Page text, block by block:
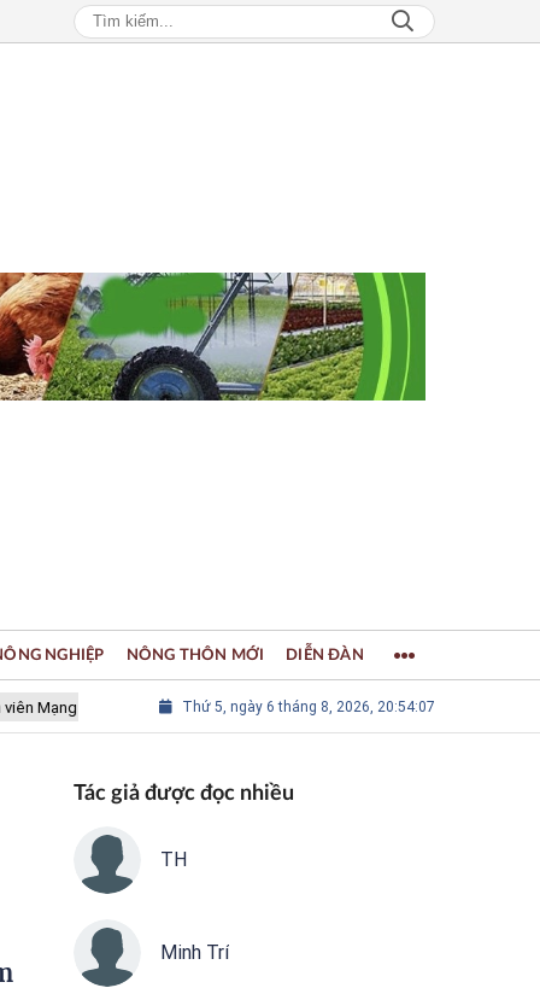
lưới các Thành phố Thủ công sáng tạo Thế giới
Thứ 5, ngày 6 tháng 8, 2026, 20:54:08
NGHIỆP NÔNG THÔN MỚI DIỄN ĐÀN
Tác giả được đọc nhiều
TH
Minh Trí